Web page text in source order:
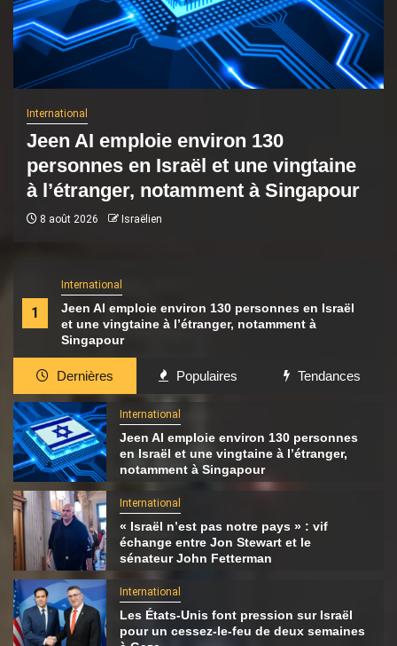
1
International
Jeen AI emploie environ 130 personnes en Israël
et une vingtaine à l’étranger, notamment à
Singapour
International
Jeen AI emploie environ 130
personnes en Israël et une vingtaine
à l’étranger, notamment à Singapour
8 août 2026 Israëlien
Dernières Populaires Tendances
International
Jeen AI emploie environ 130 personnes
en Israël et une vingtaine à l’étranger,
notamment à Singapour
International
« Israël n’est pas notre pays » : vif
échange entre Jon Stewart et le
sénateur John Fetterman
International
Les États-Unis font pression sur Israël
pour un cessez-le-feu de deux semaines